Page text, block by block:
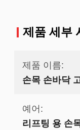
제품 세부
제품 이름:
손목 손바닥
예어:
리프팅 용 손